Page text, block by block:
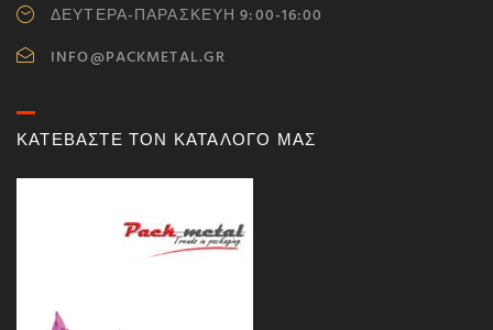
ΔΕΥΤΕΡΑ-ΠΑΡΑΣΚΕΥΗ 9:00-16:00
INFO@PACKMETAL.GR
ΚΑΤΕΒΑΣΤΕ ΤΟΝ ΚΑΤΑΛΟΓΟ ΜΑΣ